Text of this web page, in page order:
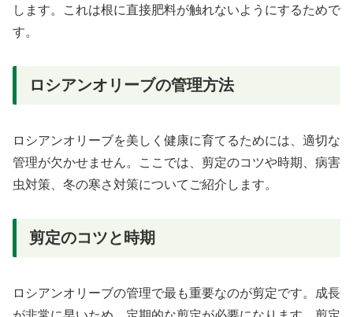
します。これは根に直接肥料が触れないようにするためで
す。
ロシアンオリーブの管理方法
ロシアンオリーブを美しく健康に育てるためには、適切な
管理が欠かせません。ここでは、剪定のコツや時期、病害
虫対策、冬の寒さ対策についてご紹介します。
剪定のコツと時期
ロシアンオリーブの管理で最も重要なのが剪定です。成長